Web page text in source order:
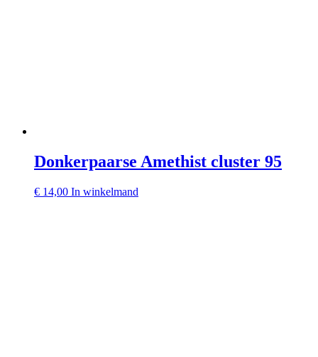
Donkerpaarse Amethist cluster 95
€ 14,00 In winkelmand